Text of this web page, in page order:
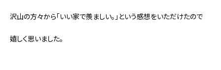
沢山の方々から「いい家で羨ましい。」という感想をいただけたので
嬉しく思いました。